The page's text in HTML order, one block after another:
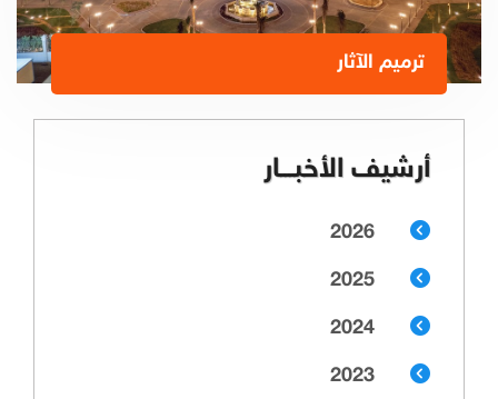
ترميم الآثار
أرشيف الأخبـــار
2026
2025
2024
2023